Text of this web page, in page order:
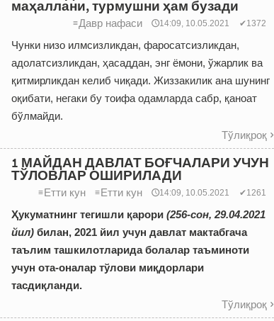
маҳаллани, турмушни ҳам бузади
≡Давр нафаси 🕔14:09, 10.05.2021 ✔1372
Чунки низо илмсизликдан, фаросатсизликдан,
адолатсизликдан, ҳасаддан, энг ёмони, ўжарлик ва
қитмирликдан келиб чиқади. Жиззакилик ана шунинг
оқибати, негаки бу тоифа одамларда сабр, қаноат
бўлмайди.
Тўлиқроқ 
1 МАЙДАН ДАВЛАТ БОҒЧАЛАРИ УЧУН
ТЎЛОВЛАР ОШИРИЛАДИ
≡Етти кун ≡Етти кун 🕔14:09, 10.05.2021 ✔1261
Ҳукуматнинг тегишли қарори (256-сон, 29.04.2021
йил) билан, 2021 йил учун давлат мактабгача
таълим ташкилотларида болалар таъминоти
учун ота-оналар тўлови миқдорлари
тасдиқланди.
Тўлиқроқ 